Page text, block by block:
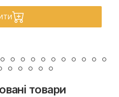
товари